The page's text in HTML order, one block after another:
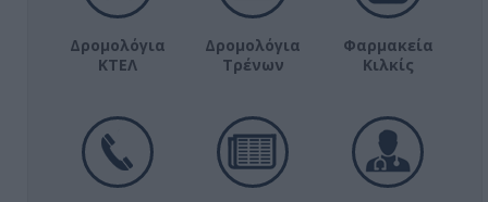
Δρομολόγια
ΚΤΕΛ
Δρομολόγια
Τρένων
Φαρμακεία
Κιλκίς